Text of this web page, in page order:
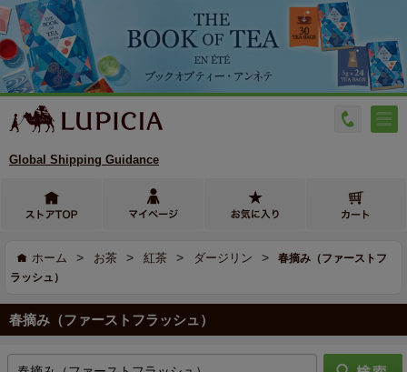
Global Shipping Guidance
ホーム > お茶 > 紅茶 > ダージリン >
春摘み（ファーストフ
ラッシュ）
春摘み（ファーストフラッシュ）